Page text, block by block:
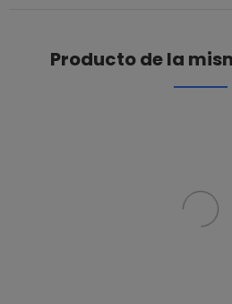
Producto de la